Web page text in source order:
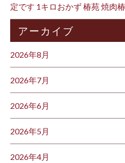
定です 1キロおかず 椿苑 焼肉
アーカイブ
2026年8月
2026年7月
2026年6月
2026年5月
2026年4月